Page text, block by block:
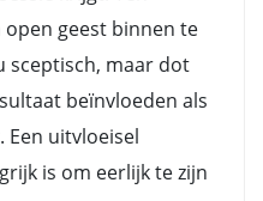
geest binnen te
sceptisch, maar dot
beïnvloeden als
uitvloeisel
is om eerlijk te zijn